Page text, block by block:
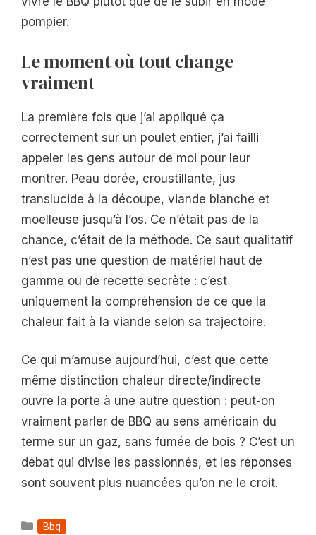
pompier.
Le moment où tout change
vraiment
La première fois que j’ai appliqué ça
correctement sur un poulet entier, j’ai failli
appeler les gens autour de moi pour leur
montrer. Peau dorée, croustillante, jus
translucide à la découpe, viande blanche et
moelleuse jusqu’à l’os. Ce n’était pas de la
chance, c’était de la méthode. Ce saut qualitatif
n’est pas une question de matériel haut de
gamme ou de recette secrète : c’est
uniquement la compréhension de ce que la
chaleur fait à la viande selon sa trajectoire.
Ce qui m’amuse aujourd’hui, c’est que cette
même distinction chaleur directe/indirecte
ouvre la porte à une autre question : peut-on
vraiment parler de BBQ au sens américain du
terme sur un gaz, sans fumée de bois ? C’est un
débat qui divise les passionnés, et les réponses
sont souvent plus nuancées qu’on ne le croit.
Catégories
Bbq